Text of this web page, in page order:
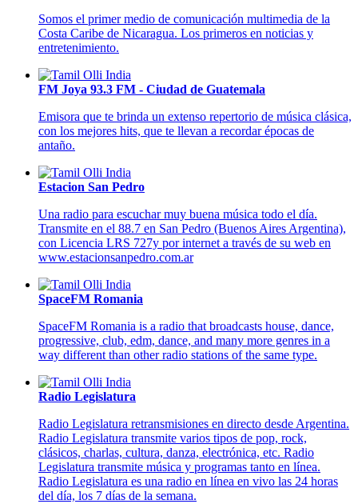
Somos el primer medio de comunicación multimedia de la
Costa Caribe de Nicaragua. Los primeros en noticias y
entretenimiento.
FM Joya 93.3 FM - Ciudad de Guatemala
Emisora que te brinda un extenso repertorio de música clásica,
con los mejores hits, que te llevan a recordar épocas de
antaño.
Estacion San Pedro
Una radio para escuchar muy buena música todo el día.
Transmite en el 88.7 en San Pedro (Buenos Aires Argentina),
con Licencia LRS 727y por internet a través de su web en
www.estacionsanpedro.com.ar
SpaceFM Romania
SpaceFM Romania is a radio that broadcasts house, dance,
progressive, club, edm, dance, and many more genres in a
way different than other radio stations of the same type.
Radio Legislatura
Radio Legislatura retransmisiones en directo desde Argentina.
Radio Legislatura transmite varios tipos de pop, rock,
clásicos, charlas, cultura, danza, electrónica, etc. Radio
Legislatura transmite música y programas tanto en línea.
Radio Legislatura es una radio en línea en vivo las 24 horas
del día, los 7 días de la semana.